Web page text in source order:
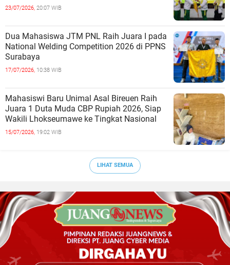
23/07/2026, 20:07 WIB
Dua Mahasiswa JTM PNL Raih Juara I pada
National Welding Competition 2026 di PPNS
Surabaya
17/07/2026, 10:38 WIB
Mahasiswi Baru Unimal Asal Bireuen Raih
Juara 1 Duta Muda CBP Rupiah 2026, Siap
Wakili Lhokseumawe ke Tingkat Nasional
15/07/2026, 19:02 WIB
LIHAT SEMUA